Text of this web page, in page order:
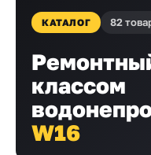
компании
Доставка
Оплата
Каталог
товаров
КАТАЛОГ 82
классом
W16